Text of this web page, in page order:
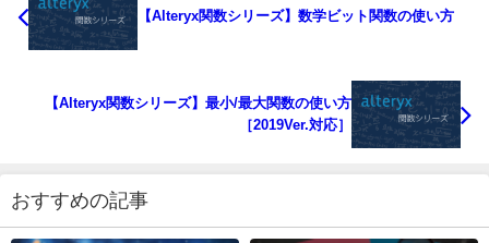
【Alteryx関数シリーズ】数学ビット関数の使い方
【Alteryx関数シリーズ】最小/最大関数の使い方
［2019Ver.対応］
おすすめの記事